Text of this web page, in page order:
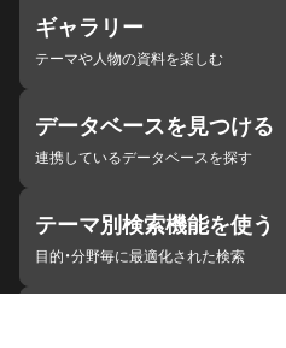
ギャラリー
テーマや人物の資料を楽しむ
データベースを見つける
連携しているデータベースを探す
テーマ別検索機能を使う
目的・分野毎に最適化された検索